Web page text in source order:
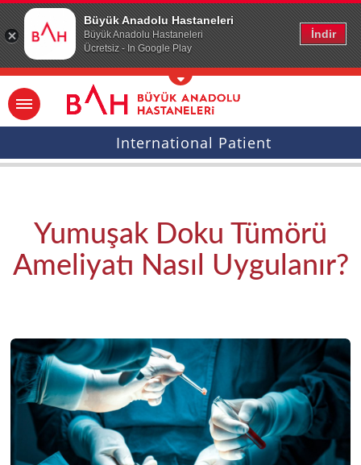
Büyük Anadolu Hastaneleri
Büyük Anadolu Hastaneleri
Ücretsiz - In Google Play
İndir
Ana icerige atla
International Patient
Yumuşak Doku Tümörü
Ameliyatı Nasıl Uygulanır?
2024